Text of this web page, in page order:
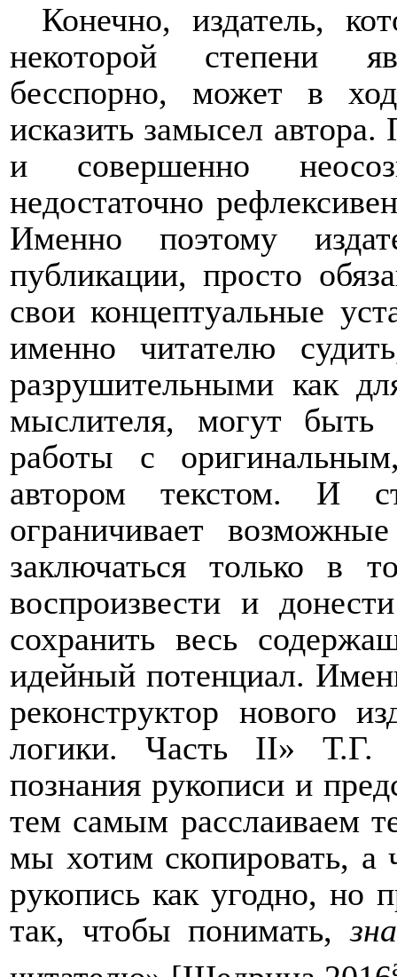
Конечно, издатель,
некоторой степени
бесспорно, может в
исказить замысел
и совершенно
недостаточно
Именно поэтому
публикации, просто
свои концептуальные
именно читателю
разрушительными как
мыслителя, могут быть
работы с
автором текстом. И
ограничивает
заключаться только в
воспроизвести и
сохранить весь
идейный потенциал.
реконструктор нового
логики. Часть II» Т.Г.
познания рукописи и
тем самым расслаиваем
мы хотим скопировать,
рукопись как угодно, но
так, чтобы понимать,